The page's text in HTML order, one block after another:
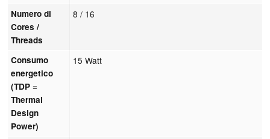
Numero di
Cores /
Threads
8 / 16
Consumo
energetico
(TDP =
Thermal
Design
Power)
15 Watt